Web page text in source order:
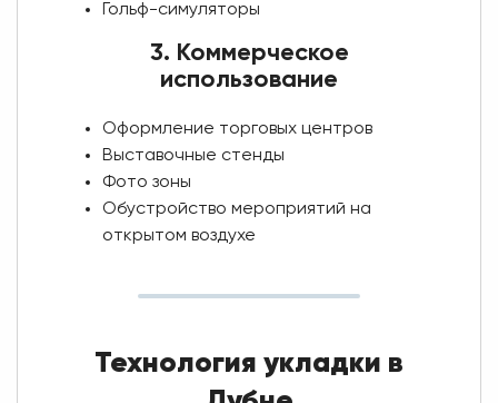
Гольф-симуляторы
3. Коммерческое
использование
Оформление торговых центров
Выставочные стенды
Фото зоны
Обустройство мероприятий на
открытом воздухе
Технология укладки в